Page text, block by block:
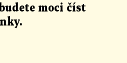
moci číst
.